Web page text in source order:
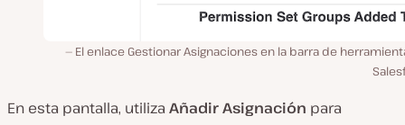
El enlace Gestionar Asignaciones en la barra de
En esta pantalla, utiliza Añadir Asignación para